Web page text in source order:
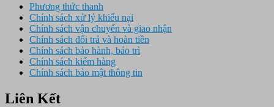
Phương thức thanh
Chính sách xử lý khiếu nại
Chính sách vận chuyển và giao nhận
Chính sách đổi trả và hoàn tiền
Chính sách bảo hành, bảo trì
Chính sách kiểm hàng
Chính sách bảo mật thông tin
Liên Kết